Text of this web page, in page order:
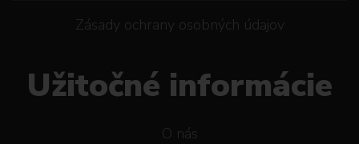
Zásady ochrany osobných údajov
Užitočné informácie
O nás